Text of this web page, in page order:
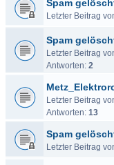
Spam
Letzter Beitrag
Spam
Letzter Beitrag
Antworten: 2
Letzter Beitrag
Antworten: 13
Spam
Letzter Beitrag